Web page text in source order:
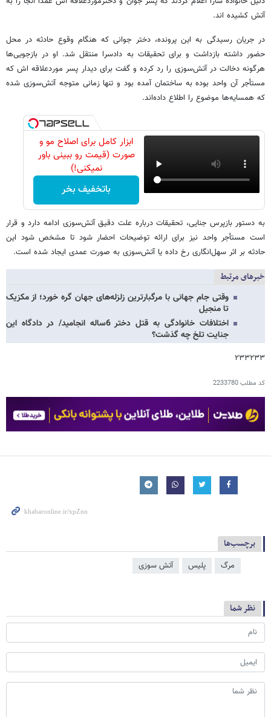
آتش کشیده اند.
در جریان رسیدگی به این پرونده، دختر جوانی که هنگام وقوع حادثه در محل
حضور داشته بازداشت و برای تحقیقات به دادسرا منتقل شد. او در بازجویی‌ها
هرگونه دخالت در آتش‌سوزی را رد کرده و گفت برای دیدار پسر موردعلاقه اش که
مستأجر آن واحد بوده به ساختمان آمده بود و تنها زمانی متوجه آتش‌سوزی شده
که همسایه‌ها موضوع را اطلاع داده‌اند.
ابزار کامل برای اصلاح مو و
صورت (قیمت رو ببینی باور
نمیکنی!)
باتخفیف بخر
به دستور بازپرس جنایی، تحقیقات درباره علت دقیق آتش‌سوزی ادامه دارد و قرار
است مستأجر واحد نیز برای ارائه توضیحات احضار شود تا مشخص شود این
حادثه بر اثر سهل‌انگاری رخ داده یا آتش‌سوزی به صورت عمدی ایجاد شده است.
خبرهای مرتبط
وقتی جام جهانی با مرگبارترین زلزله‌های جهان گره خورد؛ از مکزیک
تا منجیل
اختلافات خانوادگی به قتل دختر 6ساله انجامید/ در دادگاه این
جنایت تلخ چه گذشت؟
۲۳۳۲۳۳
کد مطلب2233780
برچسب‌ها
مرگ پلیس آتش سوزی
نظر شما